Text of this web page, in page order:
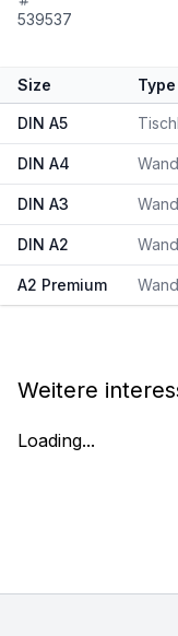
539537
Size Type
DIN A5
DIN A4
DIN A3
DIN A2
A2 Premium
Weitere
Loading...